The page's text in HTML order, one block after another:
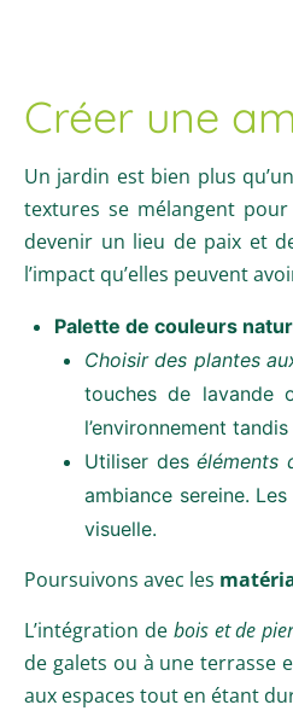
Créer une
Un jardin est bien plus
textures se mélangent
devenir un lieu de paix et
l’impact qu’elles peuvent
Palette de couleurs
Choisir des plantes
touches de lavande
l’environnement
Utiliser des éléments
ambiance sereine.
visuelle.
Poursuivons avec les
L’intégration de bois et de
de galets ou à une terrasse
aux espaces tout en étant